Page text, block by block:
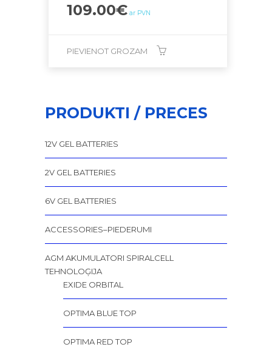
109.00€ ar PVN
PIEVIENOT GROZAM
PRODUKTI / PRECES
12V GEL BATTERIES
2V GEL BATTERIES
6V GEL BATTERIES
ACCESSORIES–PIEDERUMI
AGM AKUMULATORI SPIRALCELL
TEHNOLOĢIJA
EXIDE ORBITAL
OPTIMA BLUE TOP
OPTIMA RED TOP